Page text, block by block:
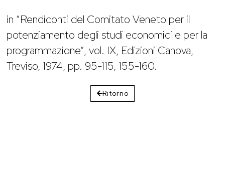
in “Rendiconti del Comitato Veneto per il
potenziamento degli studi economici e per la
programmazione”, vol. IX, Edizioni Canova,
Treviso, 1974, pp. 95-115, 155-160.
Ritorno